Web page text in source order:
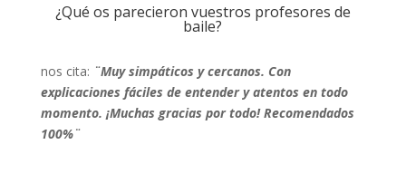
¿Qué os parecieron vuestros profesores de
baile?
nos cita: ¨Muy simpáticos y cercanos. Con
explicaciones fáciles de entender y atentos en todo
momento. ¡Muchas gracias por todo! Recomendados
100%¨